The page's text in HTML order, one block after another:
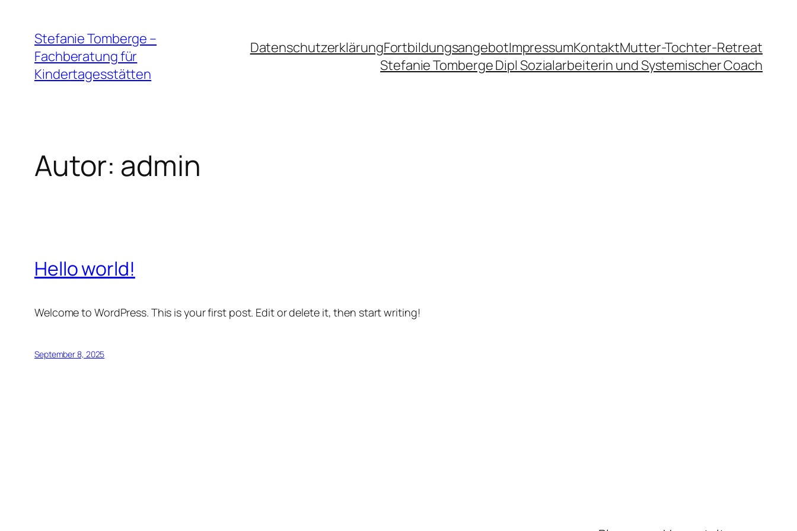
Inhalt
springen
Stefanie Tomberge –
Fachberatung für
Kindertagesstätten
DatenschutzerklärungFortbildungsangebotImpressumKontaktMutter-Tochter-Retreat
Stefanie Tomberge Dipl Sozialarbeiterin und Systemischer Coach
Autor: admin
Hello world!
Welcome to WordPress. This is your first post. Edit or delete it, then start writing!
September 8, 2025